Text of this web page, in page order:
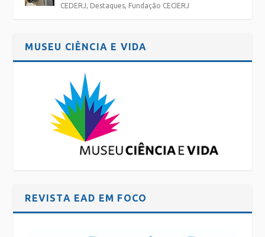
CEDERJ, Destaques, Fundação CECIERJ
MUSEU CIÊNCIA E VIDA
REVISTA EAD EM FOCO